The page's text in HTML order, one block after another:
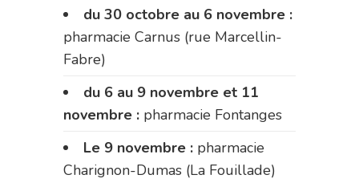
du 30 octobre au 6 novembre :
pharmacie Carnus (rue Marcellin-
Fabre)
du 6 au 9 novembre et 11
novembre : pharmacie Fontanges
Le 9 novembre : pharmacie
Charignon-Dumas (La Fouillade)